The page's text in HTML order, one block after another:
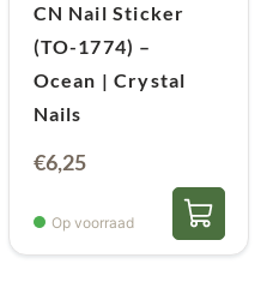
CN Nail Sticker
(TO-1774) –
Ocean | Crystal
Nails
€6,25
Op voorraad